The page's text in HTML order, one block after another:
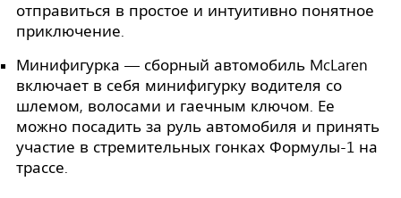
отправиться в простое и интуитивно понятное
приключение.
Минифигурка — сборный автомобиль McLaren
включает в себя минифигурку водителя со
шлемом, волосами и гаечным ключом. Ее
можно посадить за руль автомобиля и принять
участие в стремительных гонках Формулы-1 на
трассе.